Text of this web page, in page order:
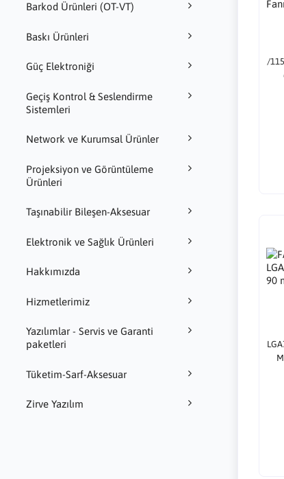
Barkod Ürünleri (OT-VT)
Baskı Ürünleri
Güç Elektroniği
Geçiş Kontrol & Seslendirme
Sistemleri
Network ve Kurumsal Ürünler
Projeksiyon ve Görüntüleme
Ürünleri
Taşınabilir Bileşen-Aksesuar
Elektronik ve Sağlık Ürünleri
Hakkımızda
Hizmetlerimiz
Yazılımlar - Servis ve Garanti
paketleri
Tüketim-Sarf-Aksesuar
Zirve Yazılım
/